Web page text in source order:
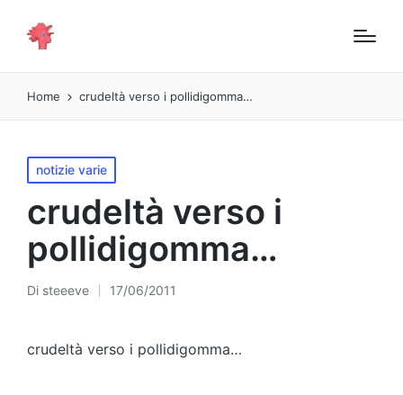
Home crudeltà verso i pollidigomma…
Pubblicato
in
notizie varie
crudeltà verso i
pollidigomma…
Pubblicato
Di steeeve 17/06/2011
crudeltà verso i pollidigomma…